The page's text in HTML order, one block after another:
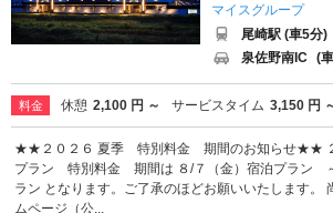
マイスグループ
尾崎駅 (車5分)
泉佐野南IC (
料金 休憩 2,100 円 ～ サービスタイム 3,150 円
★★２０２６ 夏季 特別料金 期間のお知らせ★★
プラン 特別料金 期間は ８/７（金）宿泊プラン
ラン となります。ご了承のほどお願いいたします。
ムページ（公...